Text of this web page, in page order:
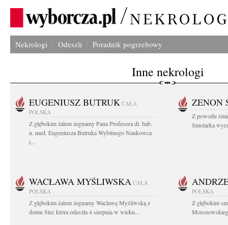
Nekrologi Odeszli Poradnik pogrzebowy
Inne nekrologi
EUGENIUSZ BUTRUK CAŁA
POLSKA
Z głębokim żalem żegnamy Pana Profesora dr. hab.
n. med. Eugeniusza Butruka Wybitnego Naukowca
i...
ZENON
Z powodu
Smolarka
WACŁAWA MYŚLIWSKA CAŁA
POLSKA
Z głębokim żalem żegnamy Wacławę Myśliwską z
domu Stec która odeszła 4 sierpnia w wieku...
POLSKA
Z głębokim